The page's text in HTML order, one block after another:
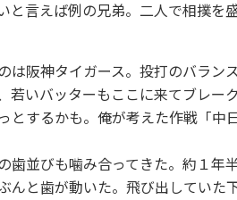
と言えば例の兄弟。二人で相撲を
は阪神タイガース。投打のバラン
若いバッターもここに来てブレー
とするかも。俺が考えた作戦「
歯並びも噛み合ってきた。約１年
んと歯が動いた。飛び出していた